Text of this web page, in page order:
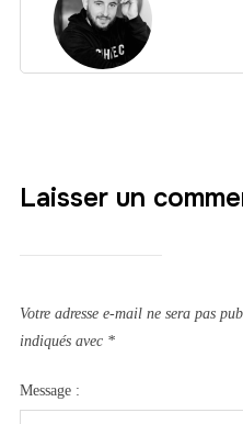
Laisser un
Votre adresse e-mail ne sera pas
indiqués avec *
Message :